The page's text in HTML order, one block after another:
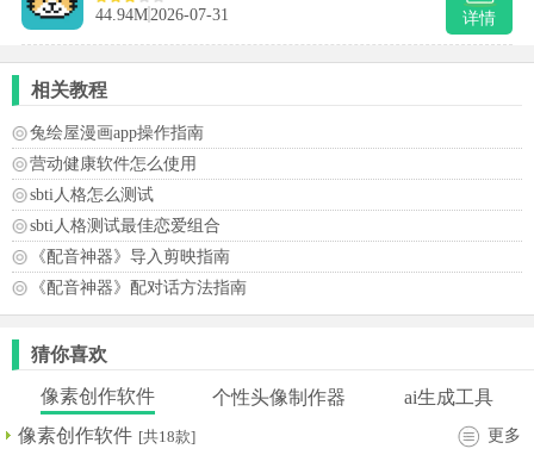
详情
44.94M 2026-07-31
相关教程
兔绘屋漫画app操作指南
营动健康软件怎么使用
sbti人格怎么测试
sbti人格测试最佳恋爱组合
《配音神器》导入剪映指南
《配音神器》配对话方法指南
猜你喜欢
像素创作软件 个性头像制作器
ai生成工具
像素创作软件 [共18款] 更多